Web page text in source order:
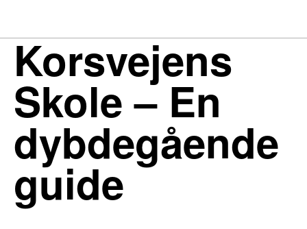
Korsvejens
Skole – En
dybdegående
guide